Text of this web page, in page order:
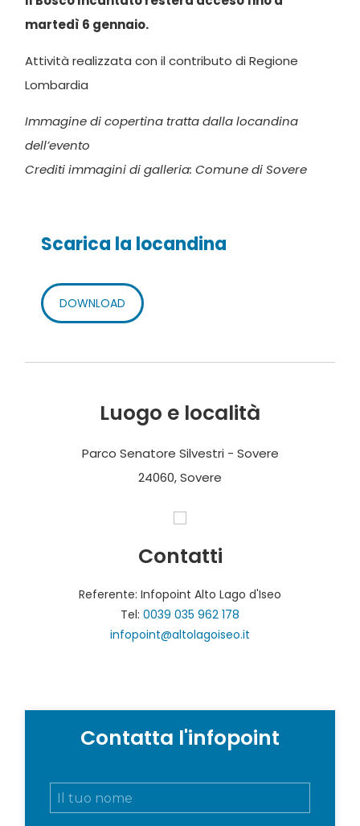
martedì 6 gennaio.
Attività realizzata con il contributo di Regione
Lombardia
Immagine di copertina tratta dalla locandina
dell’evento
Crediti immagini di galleria: Comune di Sovere
Scarica la locandina
DOWNLOAD
Luogo e località
Parco Senatore Silvestri - Sovere
24060, Sovere
Contatti
Referente: Infopoint Alto Lago d'Iseo
Tel: 0039 035 962 178
infopoint@altolagoiseo.it
Contatta l'infopoint
N